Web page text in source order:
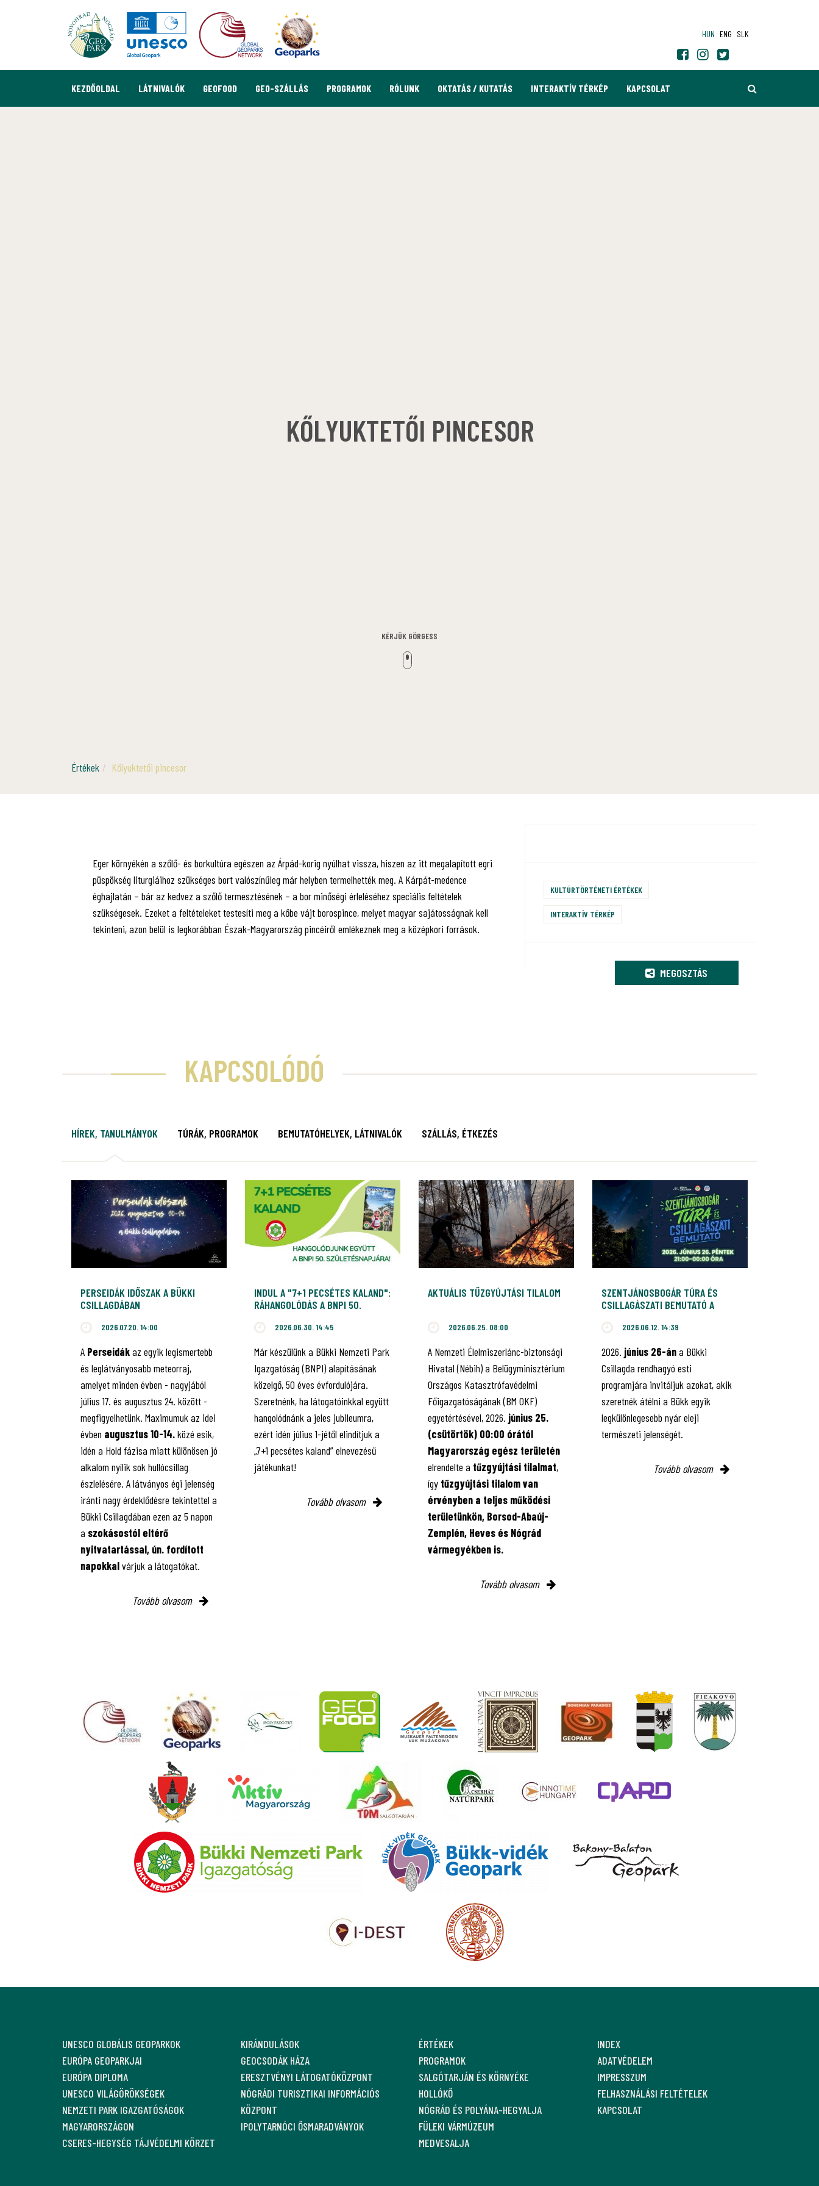
HUN ENG SLK
KEZDŐOLDAL LÁTNIVALÓK GEOFOOD GEO-SZÁLLÁS PROGRAMOK RÓLUNK OKTATÁS / KUTATÁS INTERAKTÍV TÉRKÉP KAPCSOLAT
KŐLYUKTETŐI PINCESOR
KÉRJÜK GÖRGESS
Értékek Kőlyuktetői pincesor
Eger környékén a szőlő- és borkultúra egészen az Árpád-korig nyúlhat vissza, hiszen az itt megalapított egri
püspökség liturgiáihoz szükséges bort valószínűleg már helyben termelhették meg. A Kárpát-medence
éghajlatán – bár az kedvez a szőlő termesztésének – a bor minőségi érleléséhez speciális feltételek
szükségesek. Ezeket a feltételeket testesíti meg a kőbe vájt borospince, melyet magyar sajátosságnak kell
tekinteni, azon belül is legkorábban Észak-Magyarország pincéiről emlékeznek meg a középkori források.
KULTÚRTÖRTÉNETI ÉRTÉKEK
INTERAKTÍV TÉRKÉP
MEGOSZTÁS
KAPCSOLÓDÓ
HÍREK, TANULMÁNYOK TÚRÁK, PROGRAMOK BEMUTATÓHELYEK, LÁTNIVALÓK SZÁLLÁS, ÉTKEZÉS
PERSEIDÁK IDŐSZAK A BÜKKI
CSILLAGDÁBAN
2026.07.20. 14:00
A Perseidákaz egyik legismertebb
és leglátványosabb meteorraj,
amelyet minden évben - nagyjából
július 17. és augusztus 24. között -
megfigyelhetünk. Maximumuk az idei
évben augusztus 10-14.közé esik,
idén a Hold fázisa miatt különösen jó
alkalom nyílik sok hullócsillag
észlelésére. A látványos égi jelenség
iránti nagy érdeklődésre tekintettel a
Bükki Csillagdában ezen az 5 napon
a szokásostól eltérő
nyitvatartással, ún. fordított
napokkalvárjuk a látogatókat.
Tovább olvasom
INDUL A "7+1 PECSÉTES KALAND":
RÁHANGOLÓDÁS A BNPI 50.
2026.06.30. 14:45
Már készülünk a Bükki Nemzeti Park
Igazgatóság (BNPI) alapításának
közelgő, 50 éves évfordulójára.
Szeretnénk, ha látogatóinkkal együtt
hangolódnánk a jeles jubileumra,
ezért idén július 1-jétől elindítjuk a
„7+1 pecsétes kaland” elnevezésű
játékunkat!
Tovább olvasom
AKTUÁLIS TŰZGYÚJTÁSI TILALOM
2026.06.25. 08:00
A Nemzeti Élelmiszerlánc-biztonsági
Hivatal (Nébih) a Belügyminisztérium
Országos Katasztrófavédelmi
Főigazgatóságának (BM OKF)
egyetértésével, 2026. június 25.
(csütörtök) 00:00 órától
Magyarország egész területén
elrendelte a tűzgyújtási tilalmat,
így tűzgyújtási tilalom van
érvényben a teljes működési
területünkön, Borsod-Abaúj-
Zemplén, Heves és Nógrád
vármegyékben is.
Tovább olvasom
SZENTJÁNOSBOGÁR TÚRA ÉS
CSILLAGÁSZATI BEMUTATÓ A
2026.06.12. 14:39
2026. június 26-ána Bükki
Csillagda rendhagyó esti
programjára invitáljuk azokat, akik
szeretnék átélni a Bükk egyik
legkülönlegesebb nyár eleji
természeti jelenségét.
Tovább olvasom
UNESCO GLOBÁLIS GEOPARKOK
EURÓPA GEOPARKJAI
EURÓPA DIPLOMA
UNESCO VILÁGÖRÖKSÉGEK
NEMZETI PARK IGAZGATÓSÁGOK
MAGYARORSZÁGON
CSERES-HEGYSÉG TÁJVÉDELMI KÖRZET
KIRÁNDULÁSOK
GEOCSODÁK HÁZA
ERESZTVÉNYI LÁTOGATÓKÖZPONT
NÓGRÁDI TURISZTIKAI INFORMÁCIÓS
KÖZPONT
IPOLYTARNÓCI ŐSMARADVÁNYOK
ÉRTÉKEK
PROGRAMOK
SALGÓTARJÁN ÉS KÖRNYÉKE
HOLLÓKŐ
NÓGRÁD ÉS POLYÁNA-HEGYALJA
FÜLEKI VÁRMÚZEUM
MEDVESALJA
INDEX
ADATVÉDELEM
IMPRESSZUM
FELHASZNÁLÁSI FELTÉTELEK
KAPCSOLAT